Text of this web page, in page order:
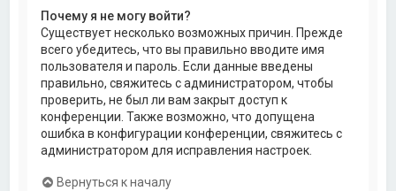
Почему я не могу войти?
Существует несколько возможных причин. Прежде
всего убедитесь, что вы правильно вводите имя
пользователя и пароль. Если данные введены
правильно, свяжитесь с администратором, чтобы
проверить, не был ли вам закрыт доступ к
конференции. Также возможно, что допущена
ошибка в конфигурации конференции, свяжитесь с
администратором для исправления настроек.
Вернуться к началу